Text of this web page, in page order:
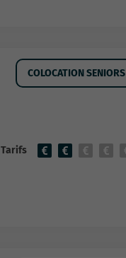
COLOCATION SENIORS
Tarifs